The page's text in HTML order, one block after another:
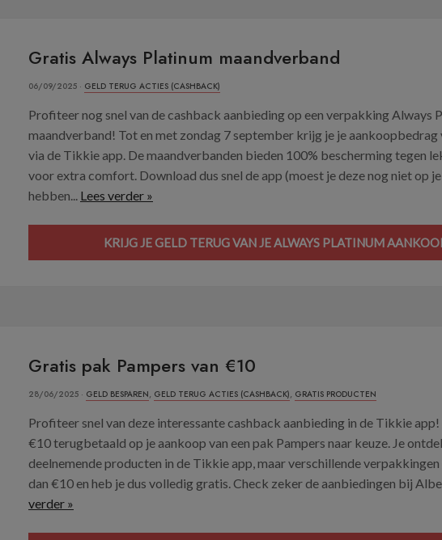
Gratis Always Platinum maandverband
06/09/2025 · GELD TERUG ACTIES (CASHBACK)
Profiteer nog snel van de cashback aanbieding op een verpakking Always
maandverband! Tot en met zondag 7 september krijg je je
via de Tikkie app. De maandverbanden bieden 100% bescherming tegen
voor extra comfort. Download dus snel de app (moest je deze nog niet op
hebben... Lees verder »
KRIJG JE GELD TERUG VAN JE ALWAYS PLATINUM
Gratis pak Pampers van €10
28/06/2025 · GELD BESPAREN, GELD TERUG ACTIES (CASHBACK), GRATIS PRODUCTEN
Profiteer snel van deze interessante cashback aanbieding in de Tikkie
€10 terugbetaald op je aankoop van een pak Pampers naar keuze. Je
deelnemende producten in de Tikkie app, maar verschillende
dan €10 en heb je dus volledig gratis. Check zeker de aanbiedingen bij
verder »